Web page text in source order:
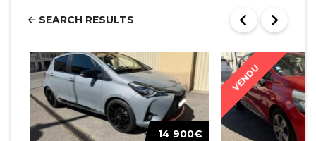
SEARCH RESULTS
14 900€
VENDU